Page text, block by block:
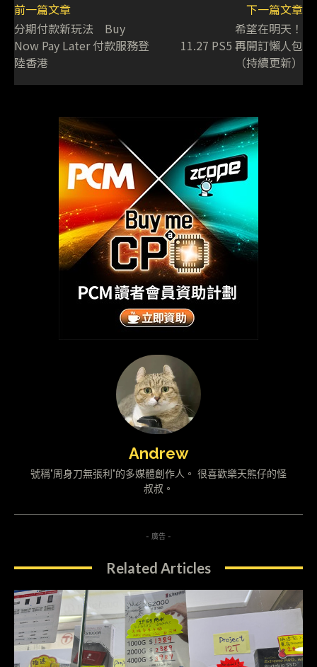
前一篇文章
分期付款新玩法 Buy
Now Pay Later 付款服務登
陸香港
下一篇文章
希望在明天！
11.27 PS5 再開訂懶人包
（持續更新）
Andrew
號稱"周身刀無張利"的多媒體創作人。 很喜歡樂天熊仔的怪
叔叔。
- 廣告 -
Related Articles